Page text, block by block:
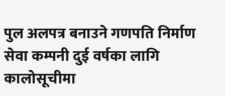
पुल अलपत्र बनाउने गणपति निर्माण
सेवा कम्पनी दुई वर्षका लागि
कालोसूचीमा